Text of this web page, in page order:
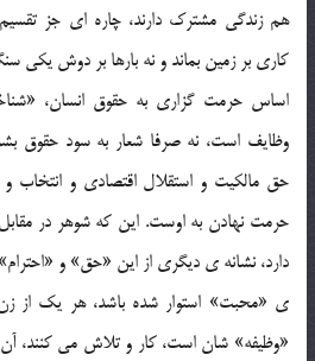
هم زندگي مشترک دارند، چاره اي جز
کاري بر زمين بماند و نه بارها بر دوش يکي
اساس حرمت گزاري به حقوق انسان،
وظايف است، نه صرفا شعار به سود حقوق
حق مالکيت و استقلال اقتصادي و انتخاب
حرمت نهادن به اوست. اين که شوهر در
دارد، نشانه ي ديگري از اين «حق» و
ي «محبت» استوار شده باشد، هر يک از
«وظيفه» شان است، کار و تلاش مي کنند،